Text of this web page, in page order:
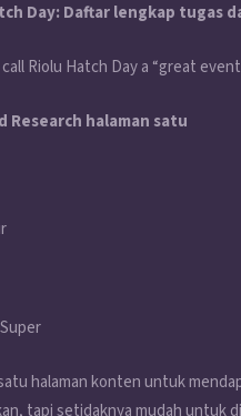
Day: Daftar lengkap tugas
Research halaman satu
halaman konten untuk
tapi setidaknya mudah untuk